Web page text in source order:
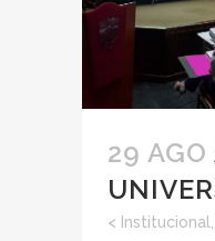
29 AGO
< Institucional,